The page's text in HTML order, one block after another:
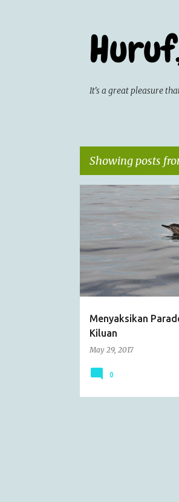
It's a great pleasure
Showing posts
o
s
t
s
Menyaksikan
Kiluan
May 29, 2017
ARTICLE
0